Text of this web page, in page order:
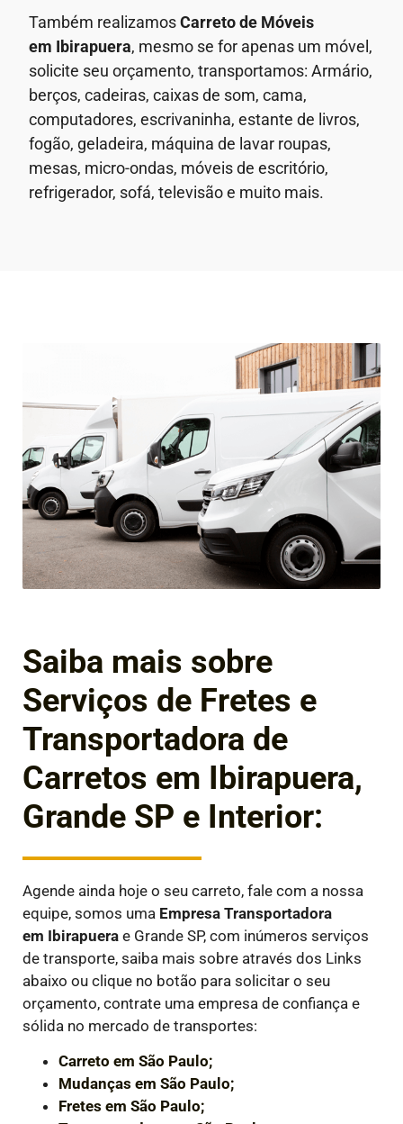
Também realizamosCarreto de Móveis
em Ibirapuera, mesmo se for apenas um móvel,
solicite seu orçamento, transportamos: Armário,
berços, cadeiras, caixas de som, cama,
computadores, escrivaninha, estante de livros,
fogão, geladeira, máquina de lavar roupas,
mesas, micro-ondas, móveis de escritório,
refrigerador, sofá, televisão e muito mais.
Saiba mais sobre
Serviços de Fretes e
Transportadora de
Carretos em Ibirapuera,
Grande SP e Interior:
Agende ainda hoje o seu carreto, fale com a nossa
equipe, somos uma Empresa Transportadora
em Ibirapuera e Grande SP, com inúmeros serviços
de transporte, saiba mais sobre através dos Links
abaixo ou clique no botão para solicitar o seu
orçamento, contrate uma empresa de confiança e
sólida no mercado de transportes:
Carreto em São Paulo;
Mudanças em São Paulo;
Fretes em São Paulo;